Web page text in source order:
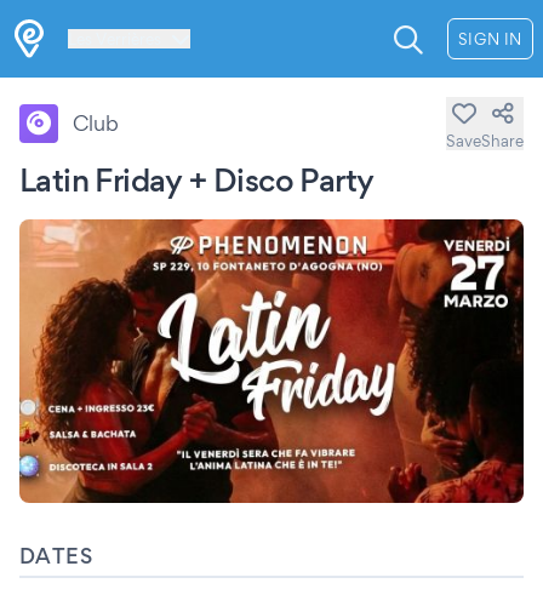
SIGN IN
Latin Friday + Disco Party
Club
SaveShare
DATES